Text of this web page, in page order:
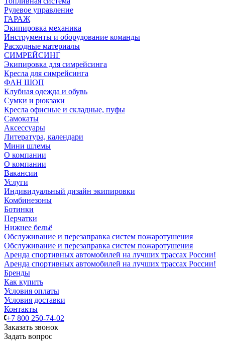
Рулевое управление
ГАРАЖ
Экипировка механика
Инструменты и оборудование команды
Расходные материалы
СИМРЕЙСИНГ
Экипировка для симрейсинга
Кресла для симрейсинга
ФАН ШОП
Клубная одежда и обувь
Сумки и рюкзаки
Кресла офисные и складные, пуфы
Самокаты
Аксессуары
Литература, календари
Мини шлемы
О компании
О компании
Вакансии
Услуги
Индивидуальный дизайн экипировки
Комбинезоны
Ботинки
Перчатки
Нижнее бельё
Обслуживание и перезаправка систем пожаротушения
Обслуживание и перезаправка систем пожаротушения
Аренда спортивных автомобилей на лучших трассах России!
Аренда спортивных автомобилей на лучших трассах России!
Бренды
Как купить
Условия оплаты
Условия доставки
Контакты
+7 800 250-74-02
Заказать звонок
Задать вопрос